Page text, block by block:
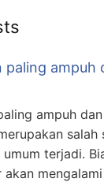
paling ampuh
ampuh
salah
terjadi.